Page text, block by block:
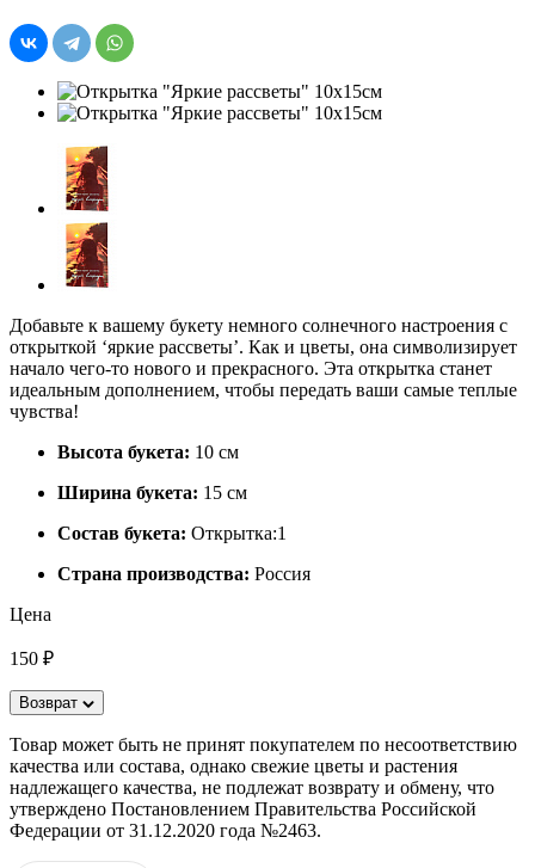
Добавьте к вашему букету немного солнечного настроения с
открыткой ‘яркие рассветы’. Как и цветы, она символизирует
начало чего-то нового и прекрасного. Эта открытка станет
идеальным дополнением, чтобы передать ваши самые теплые
чувства!
Высота букета: 10 см
Ширина букета: 15 см
Состав букета: Открытка:1
Страна производства: Россия
Цена
150 ₽
Возврат
Товар может быть не принят покупателем по несоответствию
качества или состава, однако свежие цветы и растения
надлежащего качества, не подлежат возврату и обмену, что
утверждено Постановлением Правительства Российской
Федерации от 31.12.2020 года №2463.